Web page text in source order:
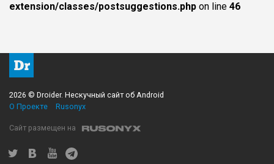
extension/classes/postsuggestions.php on line 46
2026 © Droider. Нескучный сайт об Android
О Проекте
Rusonyx
Сайт размещен на